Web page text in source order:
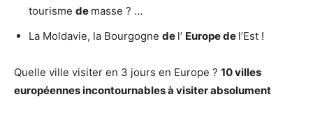
tourisme de masse ? …
La Moldavie, la Bourgogne de l’ Europe de l’Est !
Quelle ville visiter en 3 jours en Europe ? 10villes
européennes incontournables à visiterabsolument